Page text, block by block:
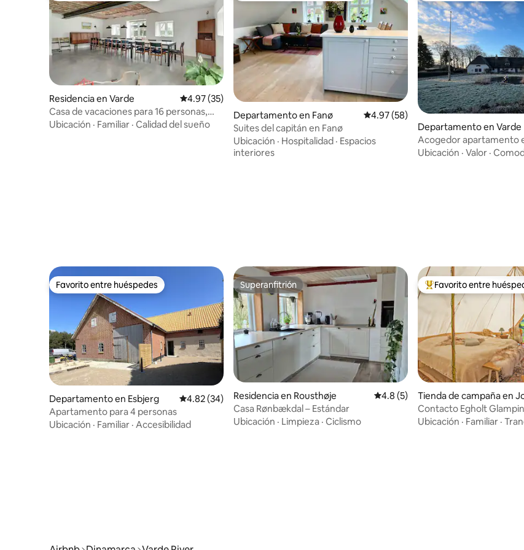
Residencia en Varde Calificación promedio: 4.97 de 5; 35 evaluaciones
4.97 (35)
Casa de vacaciones para 16 personas,
cerca de la playa y la naturaleza
Ubicación · Familiar · Calidad del sueño
Departamento en Fanø Calificación promedio: 4.97 de 5; 58
4.97 (58)
Suites del capitán en Fanø
Ubicación · Hospitalidad · Espacios
interiores
Departamento en Varde
Acogedor apartamento
encantadora casa con
Ubicación · Valor ·
Favorito entre huéspedes
Favorito entre huéspedes
Departamento en Esbjerg Calificación promedio: 4.82 de 5; 34 evaluaciones
4.82 (34)
Apartamento para 4 personas
Ubicación · Familiar · Accesibilidad
Superanfitrión
Superanfitrión
Residencia en Rousthøje Calificación promedio: 4.8 de 5; 5
4.8 (5)
Casa Rønbækdal – Estándar
Ubicación · Limpieza · Ciclismo
De los mejores en
Favorito entre
Tienda de campaña en
up
Contacto Egholt
Ubicación · Familiar ·